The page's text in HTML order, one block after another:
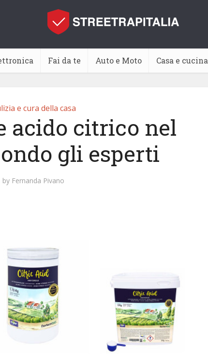
Fai da te Auto e Moto Casa e cucina
e cura della casa
acido citrico nel
gli esperti
by Fernanda Pivano